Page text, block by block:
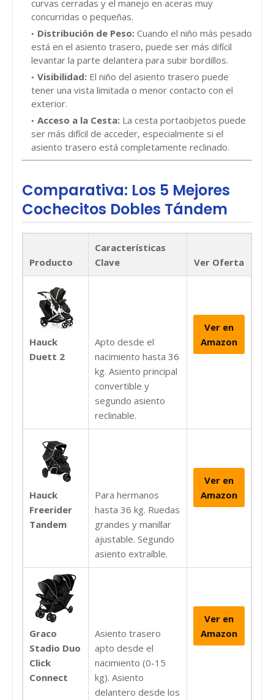
curvas cerradas y el manejo en aceras muy
concurridas o pequeñas.
Distribución de Peso: Cuando el niño más pesado
está en el asiento trasero, puede ser más difícil
levantar la parte delantera para subir bordillos.
Visibilidad: El niño del asiento trasero puede
tener una vista limitada o menor contacto con el
exterior.
Acceso a la Cesta: La cesta portaobjetos puede
ser más difícil de acceder, especialmente si el
asiento trasero está completamente reclinado.
Comparativa: Los 5 Mejores
Cochecitos Dobles Tándem
Producto
Características
Clave
Ver Oferta
Hauck
Duett 2
Apto desde el
nacimiento hasta 36
kg. Asiento principal
convertible y
segundo asiento
reclinable.
Ver en
Amazon
Hauck
Freerider
Tandem
Para hermanos
hasta 36 kg. Ruedas
grandes y manillar
ajustable. Segundo
asiento extraíble.
Ver en
Amazon
Graco
Stadio Duo
Click
Connect
Asiento trasero
apto desde el
nacimiento (0-15
kg). Asiento
delantero desde los
Ver en
Amazon